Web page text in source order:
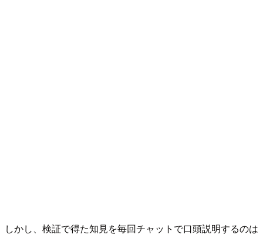
しかし、検証で得た知見を毎回チャットで口頭説明するのは